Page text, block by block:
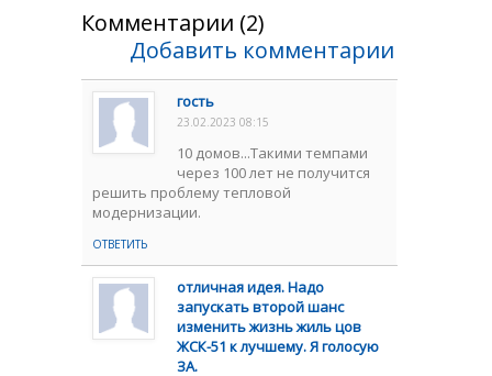
Комментарии (2)
Добавить комментарии
гость
23.02.2023 08:15
10 домов...Такими темпами
через 100 лет не получится
решить проблему тепловой
модернизации.
ОТВЕТИТЬ
отличная идея. Надо
запускать второй шанс
изменить жизнь жиль цов
ЖСК-51 к лучшему. Я голосую
ЗА.